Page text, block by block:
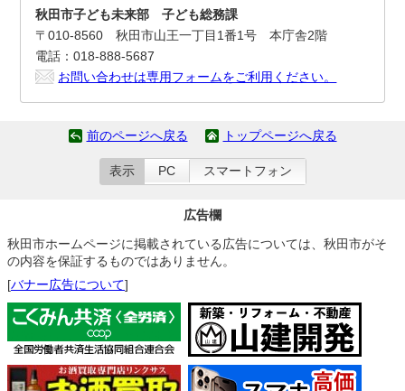
秋田市子ども未来部 子ども総務課
〒010-8560 秋田市山王一丁目1番1号 本庁舎2階
電話：018-888-5687
お問い合わせは専用フォームをご利用ください。
前のページへ戻る トップページへ戻る
表示 PC スマートフォン
広告欄
秋田市ホームページに掲載されている広告については、秋田市がそ
の内容を保証するものではありません。
[バナー広告について]